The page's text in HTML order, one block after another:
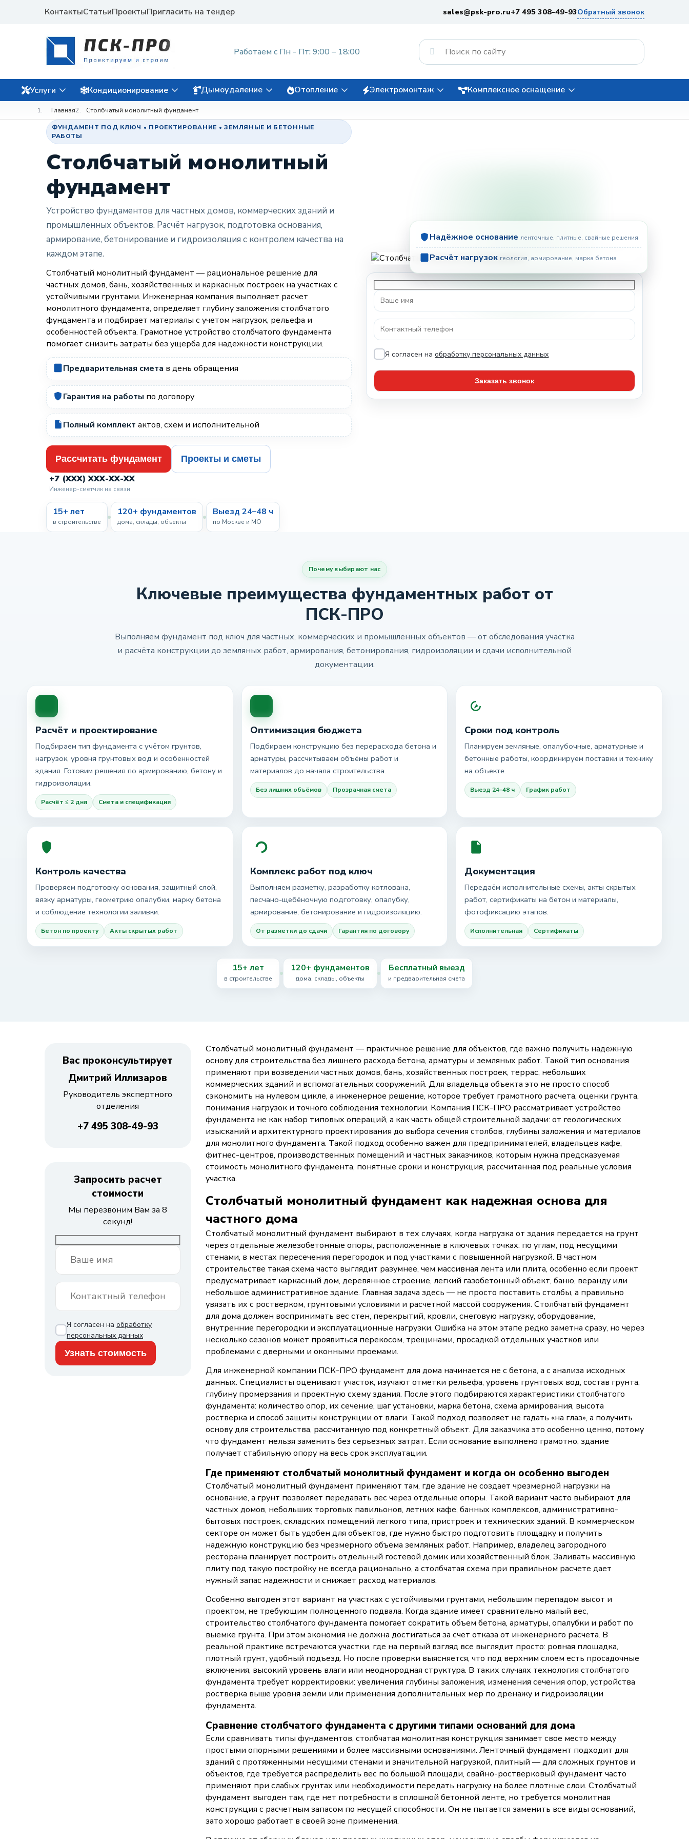
КонтактыСтатьиПроектыПригласить на тендер sales@psk-pro.ru+7 495 308-49-93Обратный звонок
Работаем с Пн - Пт: 9:00 – 18:00
Услуги Кондиционирование Дымоудаление Отопление Электромонтаж Комплексное оснащение
Главная Столбчатый монолитный фундамент
ФУНДАМЕНТ ПОД КЛЮЧ • ПРОЕКТИРОВАНИЕ • ЗЕМЛЯНЫЕ И БЕТОННЫЕ
РАБОТЫ
Столбчатый монолитный
фундамент
Устройство фундаментов для частных домов, коммерческих зданий и
промышленных объектов. Расчёт нагрузок, подготовка основания,
армирование, бетонирование и гидроизоляция с контролем качества на
каждом этапе.
Столбчатый монолитный фундамент — рациональное решение для
частных домов, бань, хозяйственных и каркасных построек на участках с
устойчивыми грунтами. Инженерная компания выполняет расчет
монолитного фундамента, определяет глубину заложения столбчатого
фундамента и подбирает материалы с учетом нагрузок, рельефа и
особенностей объекта. Грамотное устройство столбчатого фундамента
помогает снизить затраты без ущерба для надежности конструкции.
Предварительная смета в день обращения
Гарантия на работы по договору
Полный комплект актов, схем и исполнительной
Рассчитать фундамент Проекты и сметы
+7 (XXX) XXX-XX-XX
Инженер-сметчик на связи
15+ лет
в строительстве
120+ фундаментов
дома, склады, объекты
Выезд 24–48 ч
по Москве и МО
Надёжное основание ленточные, плитные, свайные решения
Расчёт нагрузок геология, армирование, марка бетона
Я согласен наобработку персональных данных
Почему выбирают нас
Ключевые преимущества фундаментных работ от
ПСК-ПРО
Выполняем фундамент под ключ для частных, коммерческих и промышленных объектов — от обследования участка
и расчёта конструкции до земляных работ, армирования, бетонирования, гидроизоляции и сдачи исполнительной
документации.
Расчёт и проектирование
Подбираем тип фундамента с учётом грунтов,
нагрузок, уровня грунтовых вод и особенностей
здания. Готовим решения по армированию, бетону и
гидроизоляции.
Расчёт ≤ 2 дня Смета и спецификация
Оптимизация бюджета
Подбираем конструкцию без перерасхода бетона и
арматуры, рассчитываем объёмы работ и
материалов до начала строительства.
Без лишних объёмов Прозрачная смета
Сроки под контроль
Планируем земляные, опалубочные, арматурные и
бетонные работы, координируем поставки и технику
на объекте.
Выезд 24–48 ч График работ
Контроль качества
Проверяем подготовку основания, защитный слой,
вязку арматуры, геометрию опалубки, марку бетона
и соблюдение технологии заливки.
Бетон по проекту Акты скрытых работ
Комплекс работ под ключ
Выполняем разметку, разработку котлована,
песчано-щебёночную подготовку, опалубку,
армирование, бетонирование и гидроизоляцию.
От разметки до сдачи Гарантия по договору
Документация
Передаём исполнительные схемы, акты скрытых
работ, сертификаты на бетон и материалы,
фотофиксацию этапов.
Исполнительная Сертификаты
15+ лет
в строительстве
120+ фундаментов
дома, склады, объекты
Бесплатный выезд
и предварительная смета
Вас проконсультирует
Дмитрий Иллизаров
Руководитель экспертного
отделения
+7 495 308-49-93
Запросить расчет
стоимости
Мы перезвоним Вам за 8
секунд!
Я согласен на обработку
персональных данных
Столбчатый монолитный фундамент — практичное решение для объектов, где важно получить надежную
основу для строительства без лишнего расхода бетона, арматуры и земляных работ. Такой тип основания
применяют при возведении частных домов, бань, хозяйственных построек, террас, небольших
коммерческих зданий и вспомогательных сооружений. Для владельца объекта это не просто способ
сэкономить на нулевом цикле, а инженерное решение, которое требует грамотного расчета, оценки грунта,
понимания нагрузок и точного соблюдения технологии. Компания ПСК-ПРО рассматривает устройство
фундамента не как набор типовых операций, а как часть общей строительной задачи: от геологических
изысканий и архитектурного проектирования до выбора сечения столбов, глубины заложения и материалов
для монолитного фундамента. Такой подход особенно важен для предпринимателей, владельцев кафе,
фитнес-центров, производственных помещений и частных заказчиков, которым нужна предсказуемая
стоимость монолитного фундамента, понятные сроки и конструкция, рассчитанная под реальные условия
участка.
Столбчатый монолитный фундамент как надежная основа для
частного дома
Столбчатый монолитный фундамент выбирают в тех случаях, когда нагрузка от здания передается на грунт
через отдельные железобетонные опоры, расположенные в ключевых точках: по углам, под несущими
стенами, в местах пересечения перегородок и под участками с повышенной нагрузкой. В частном
строительстве такая схема часто выглядит разумнее, чем массивная лента или плита, особенно если проект
предусматривает каркасный дом, деревянное строение, легкий газобетонный объект, баню, веранду или
небольшое административное здание. Главная задача здесь — не просто поставить столбы, а правильно
увязать их с ростверком, грунтовыми условиями и расчетной массой сооружения. Столбчатый фундамент
для дома должен воспринимать вес стен, перекрытий, кровли, снеговую нагрузку, оборудование,
внутренние перегородки и эксплуатационные нагрузки. Ошибка на этом этапе редко заметна сразу, но через
несколько сезонов может проявиться перекосом, трещинами, просадкой отдельных участков или
проблемами с дверными и оконными проемами.
Для инженерной компании ПСК-ПРО фундамент для дома начинается не с бетона, а с анализа исходных
данных. Специалисты оценивают участок, изучают отметки рельефа, уровень грунтовых вод, состав грунта,
глубину промерзания и проектную схему здания. После этого подбираются характеристики столбчатого
фундамента: количество опор, их сечение, шаг установки, марка бетона, схема армирования, высота
ростверка и способ защиты конструкции от влаги. Такой подход позволяет не гадать «на глаз», а получить
основу для строительства, рассчитанную под конкретный объект. Для заказчика это особенно ценно, потому
что фундамент нельзя заменить без серьезных затрат. Если основание выполнено грамотно, здание
получает стабильную опору на весь срок эксплуатации.
Где применяют столбчатый монолитный фундамент и когда он особенно выгоден
Столбчатый монолитный фундамент применяют там, где здание не создает чрезмерной нагрузки на
основание, а грунт позволяет передавать вес через отдельные опоры. Такой вариант часто выбирают для
частных домов, небольших торговых павильонов, летних кафе, банных комплексов, административно-
бытовых построек, складских помещений легкого типа, пристроек и технических зданий. В коммерческом
секторе он может быть удобен для объектов, где нужно быстро подготовить площадку и получить
надежную конструкцию без чрезмерного объема земляных работ. Например, владелец загородного
ресторана планирует построить отдельный гостевой домик или хозяйственный блок. Заливать массивную
плиту под такую постройку не всегда рационально, а столбчатая схема при правильном расчете дает
нужный запас надежности и снижает расход материалов.
Особенно выгоден этот вариант на участках с устойчивыми грунтами, небольшим перепадом высот и
проектом, не требующим полноценного подвала. Когда здание имеет сравнительно малый вес,
строительство столбчатого фундамента помогает сократить объем бетона, арматуры, опалубки и работ по
выемке грунта. При этом экономия не должна достигаться за счет отказа от инженерного расчета. В
реальной практике встречаются участки, где на первый взгляд все выглядит просто: ровная площадка,
плотный грунт, удобный подъезд. Но после проверки выясняется, что под верхним слоем есть просадочные
включения, высокий уровень влаги или неоднородная структура. В таких случаях технология столбчатого
фундамента требует корректировки: увеличения глубины заложения, изменения сечения опор, устройства
ростверка выше уровня земли или применения дополнительных мер по дренажу и гидроизоляции
фундамента.
Сравнение столбчатого фундамента с другими типами оснований для дома
Если сравнивать типы фундаментов, столбчатая монолитная конструкция занимает свое место между
простыми опорными решениями и более массивными основаниями. Ленточный фундамент подходит для
зданий с протяженными несущими стенами и значительной нагрузкой, плитный — для сложных грунтов и
объектов, где требуется распределить вес по большой площади, свайно-ростверковый фундамент часто
применяют при слабых грунтах или необходимости передать нагрузку на более плотные слои. Столбчатый
фундамент выгоден там, где нет потребности в сплошной бетонной ленте, но требуется монолитная
конструкция с расчетным запасом по несущей способности. Он не пытается заменить все виды оснований,
зато хорошо работает в своей зоне применения.